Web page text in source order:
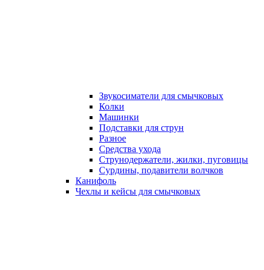
Звукосиматели для смычковых
Колки
Машинки
Подставки для струн
Разное
Средства ухода
Струнодержатели, жилки, пуговицы
Сурдины, подавители волчков
Канифоль
Чехлы и кейсы для смычковых